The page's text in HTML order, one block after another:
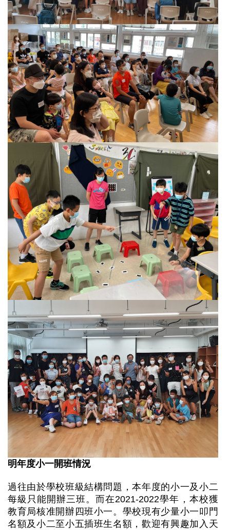
明年度小一開班情況
過往由於學校班級結構問題，本年度的小一及小二
每級只能開辦三班。而在2021-2022學年，本校獲
教育局核准開辦四班小一。學校現有少量小一叩門
名額及小二至小五插班生名額，歡迎有興趣加入天